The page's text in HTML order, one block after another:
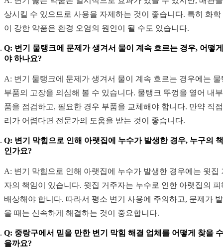
상시킬 수 있으므로 사용을 자제하는 것이 좋습니다. 특히 화학
이 강한 약품은 환경 오염의 원인이 될 수도 있습니다.
Q: 변기 물탱크에 문제가 생겨서 물이 계속 흐르는 경우, 어떻
야 하나요?
A: 변기 물탱크에 문제가 생겨서 물이 계속 흐르는 경우에는 물
부품의 고장을 의심해 볼 수 있습니다. 물탱크 뚜껑을 열어 내
품을 점검하고, 필요한 경우 부품을 교체해야 합니다. 만약 직
리가 어렵다면 전문가의 도움을 받는 것이 좋습니다.
Q: 변기 막힘으로 인해 아랫집에 누수가 발생한 경우, 누구의
인가요?
A: 변기 막힘으로 인해 아랫집에 누수가 발생한 경우에는 윗집
자의 책임이 있습니다. 윗집 거주자는 누수로 인한 아랫집의 피
배상해야 합니다. 따라서 평소 변기 사용에 주의하고, 문제가
을 때는 신속하게 해결하는 것이 중요합니다.
Q: 중랑구에서 믿을 만한 변기 막힘 해결 업체를 어떻게 찾을
을까요?